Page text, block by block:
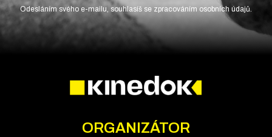
Odesláním svého e-mailu, souhlasíš se zpracováním osobních údajů.
ORGANIZÁTOR